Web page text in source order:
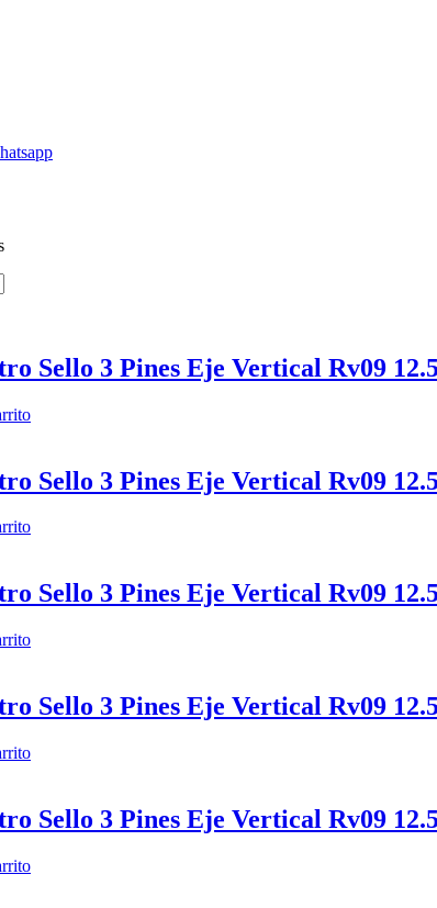
Sello 3 Pines Eje Vertical Rv09
Sello 3 Pines Eje Vertical Rv09
Sello 3 Pines Eje Vertical Rv09
Sello 3 Pines Eje Vertical Rv09
Sello 3 Pines Eje Vertical Rv09